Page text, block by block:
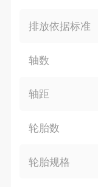
排放依据标准
轴数
轴距
轮胎数
轮胎规格